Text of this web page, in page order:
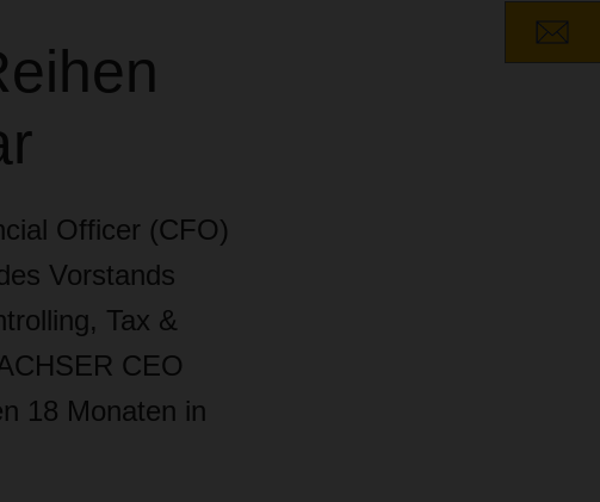
Officer (CFO)
Vorstands
Tax &
CEO
18 Monaten in